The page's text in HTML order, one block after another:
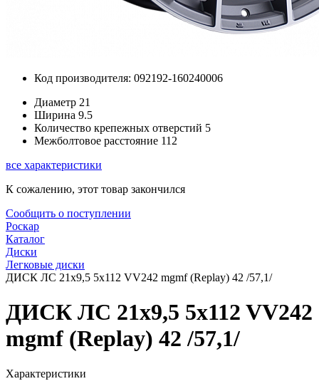
Код производителя: 092192-160240006
Диаметр 21
Ширина 9.5
Количество крепежных отверстий 5
Межболтовое расстояние 112
все характеристики
К сожалению, этот товар закончился
Сообщить о поступлении
Роскар
Каталог
Диски
Легковые диски
ДИСК ЛС 21x9,5 5x112 VV242 mgmf (Replay) 42 /57,1/
ДИСК ЛС 21x9,5 5x112 VV242
mgmf (Replay) 42 /57,1/
Характеристики